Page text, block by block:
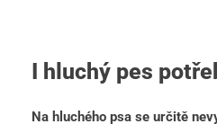
I hluchý pes
Na hluchého psa se určitě